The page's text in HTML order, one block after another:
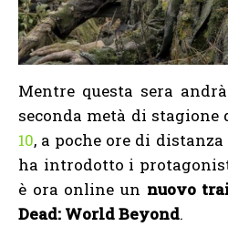
Mentre questa sera
seconda metà di stagione
10, a poche ore di distanza
ha introdotto i
è ora online un nuovo
Dead: World Beyond.